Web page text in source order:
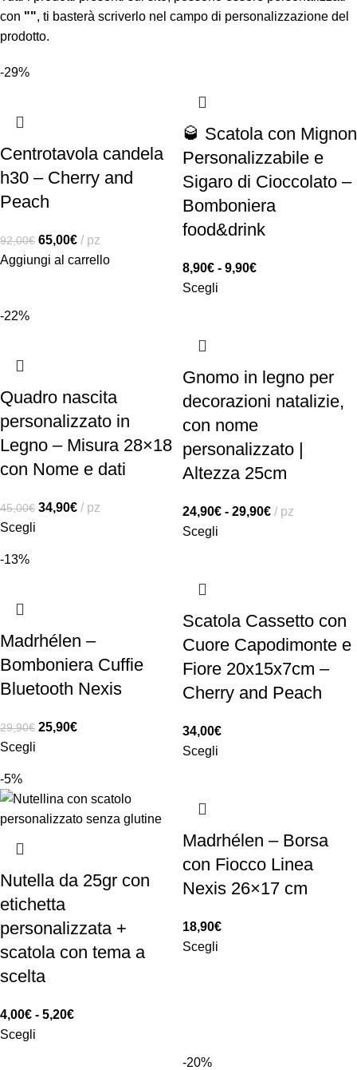
con "", ti basterà scriverlo nel campo di personalizzazione del
prodotto.
-29%
Centrotavola candela
h30 – Cherry and
Peach
92,00€ 65,00€
pz
Aggiungi al carrello
🥃 Scatola con Mignon
Personalizzabile e
Sigaro di Cioccolato –
Bomboniera
food&drink
8,90€ - 9,90€
Scegli
-22%
Quadro nascita
personalizzato in
Legno – Misura 28×18
con Nome e dati
45,00€ 34,90€
pz
Scegli
Gnomo in legno per
decorazioni natalizie,
con nome
personalizzato |
Altezza 25cm
24,90€ - 29,90€
pz
Scegli
-13%
Madrhélen –
Bomboniera Cuffie
Bluetooth Nexis
29,90€ 25,90€
Scegli
Scatola Cassetto con
Cuore Capodimonte e
Fiore 20x15x7cm –
Cherry and Peach
34,00€
Scegli
-5%
Nutella da 25gr con
etichetta
personalizzata +
scatola con tema a
scelta
4,00€ - 5,20€
Scegli
Madrhélen – Borsa
con Fiocco Linea
Nexis 26×17 cm
18,90€
Scegli
-20%